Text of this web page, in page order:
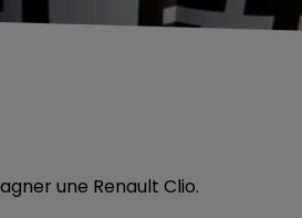
une Renault Clio.